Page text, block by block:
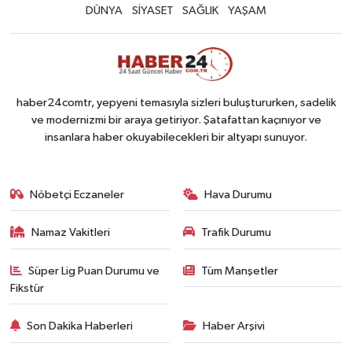
DÜNYA
SİYASET SAĞLIK YAŞAM
haber24comtr, yepyeni temasıyla sizleri buluştururken, sadelik
ve modernizmi bir araya getiriyor. Şatafattan kaçınıyor ve
insanlara haber okuyabilecekleri bir altyapı sunuyor.
Nöbetçi Eczaneler Hava Durumu
Namaz Vakitleri Trafik Durumu
Süper Lig Puan Durumu ve
Fikstür
Tüm Manşetler
Son Dakika Haberleri Haber Arşivi